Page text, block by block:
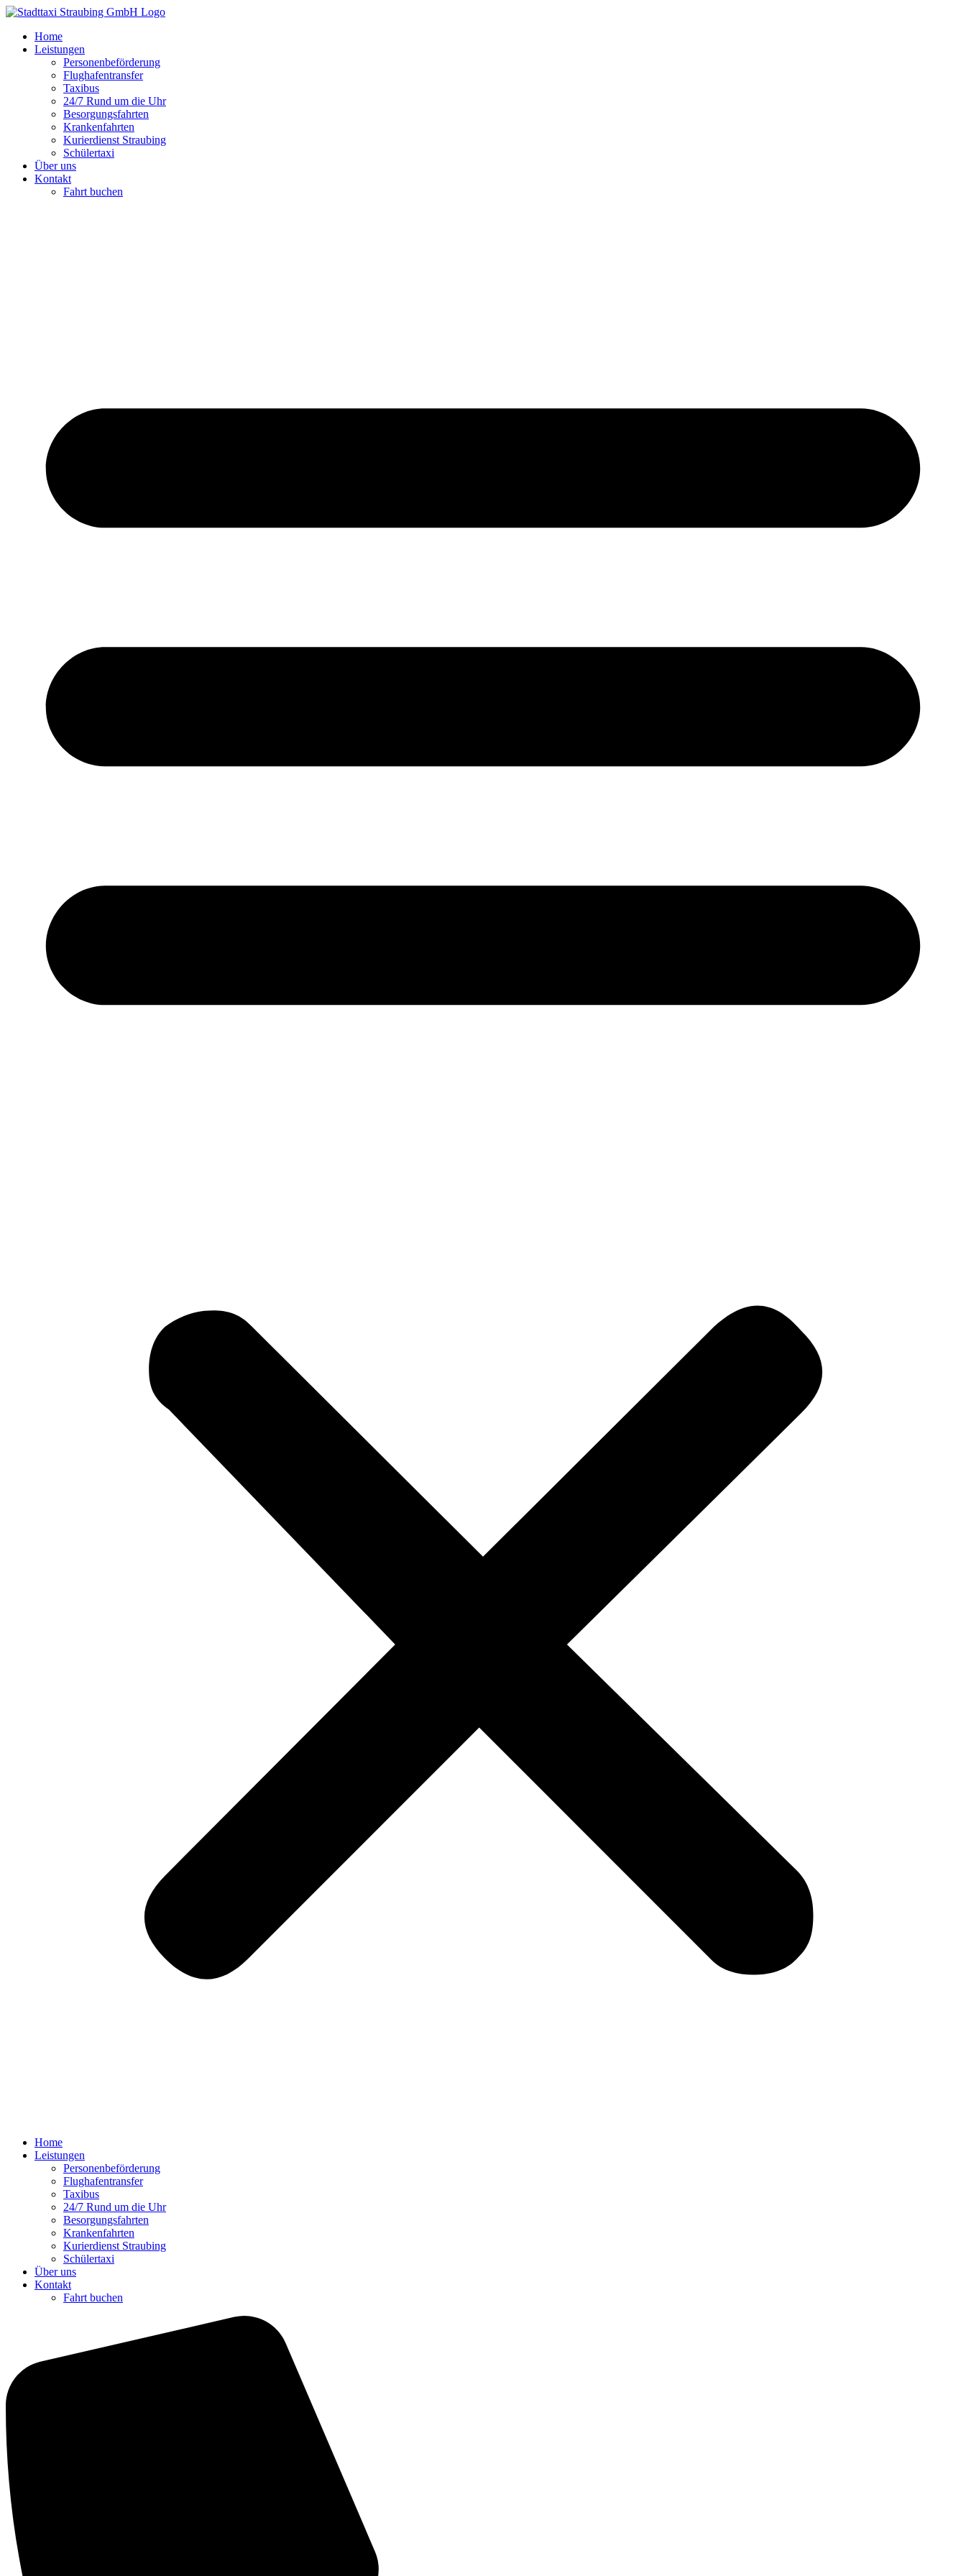
Zum
springenHome
Leistungen
Personenbeförderung
Flughafentransfer
Taxibus
24/7 Rund um die Uhr
Besorgungsfahrten
Krankenfahrten
Kurierdienst Straubing
Schülertaxi
Über uns
Kontakt
Fahrt buchen
Home
Leistungen
Personenbeförderung
Flughafentransfer
Taxibus
24/7 Rund um die Uhr
Besorgungsfahrten
Krankenfahrten
Kurierdienst Straubing
Schülertaxi
Über uns
Kontakt
Fahrt buchen